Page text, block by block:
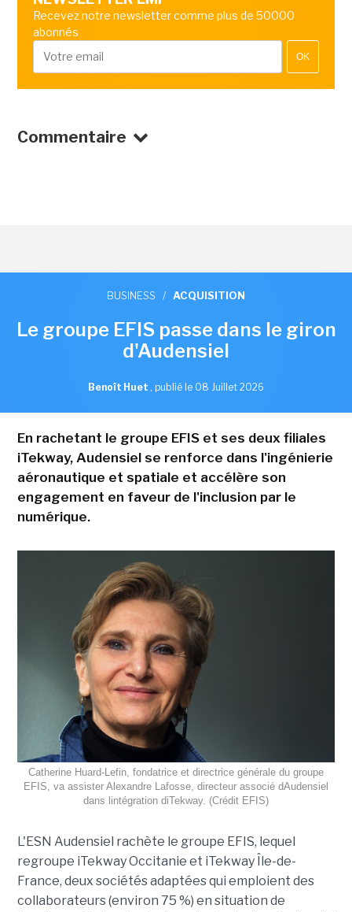
Recevez notre newsletter comme plus de 50000
abonnés
OK
Commentaire
BUSINESS / ACQUISITION
Le groupe EFIS passe dans le giron
d'Audensiel
Benoît Huet , publié le 08 Juillet 2026
En rachetant le groupe EFIS et ses deux filiales
iTekway, Audensiel se renforce dans l'ingénierie
aéronautique et spatiale et accélère son
engagement en faveur de l'inclusion par le
numérique.
Catherine Huard-Lefin, fondatrice et directrice générale du groupe
EFIS, va assister Alexandre Lafosse, directeur associé dAudensiel
dans lintégration diTekway. (Crédit EFIS)
L'ESN Audensiel rachète le groupe EFIS, lequel
regroupe iTekway Occitanie et iTekway Île-de-
France, deux sociétés adaptées qui emploient des
collaborateurs (environ 75 %) en situation de